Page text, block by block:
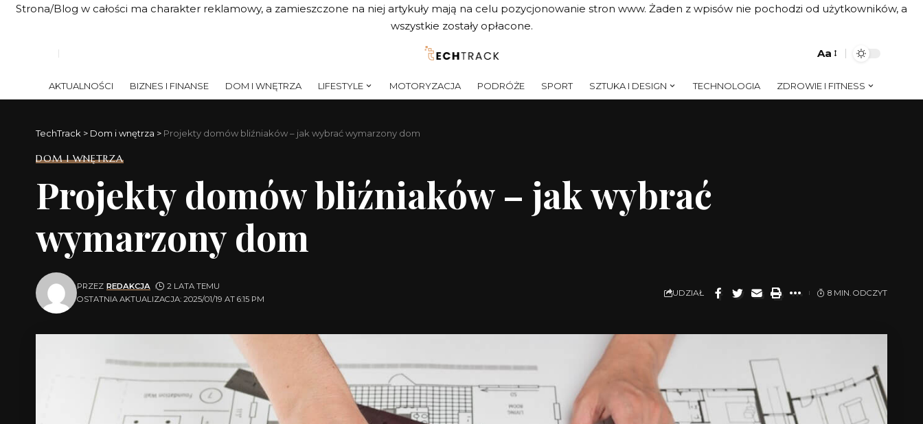
Strona/Blog w całości ma charakter reklamowy, a zamieszczone na niej artykuły mają na celu pozycjonowanie stron www. Żaden z wpisów nie pochodzi od użytkowników, a
wszystkie zostały opłacone.
Aa
AKTUALNOŚCI BIZNES I FINANSE DOM I WNĘTRZA LIFESTYLE MOTORYZACJA PODRÓŻE SPORT SZTUKA I DESIGN TECHNOLOGIA ZDROWIE I FITNESS
TechTrack > Dom i wnętrza > Projekty domów bliźniaków – jak wybrać wymarzony dom
DOM I WNĘTRZA
Projekty domów bliźniaków – jak wybrać
wymarzony dom
OSTATNIA AKTUALIZACJA: 2025/01/19 AT 6:15 PM
PRZEZ REDAKCJA 2 LATA TEMU
UDZIAŁ 8 MIN. ODCZYT